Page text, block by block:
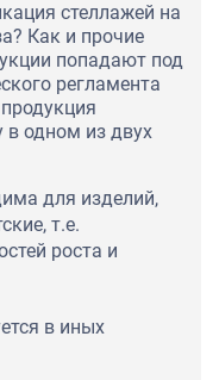
стеллажей на
Как и прочие
попадают под
регламента
в одном из двух
для изделий,
т.е.
роста и
в иных